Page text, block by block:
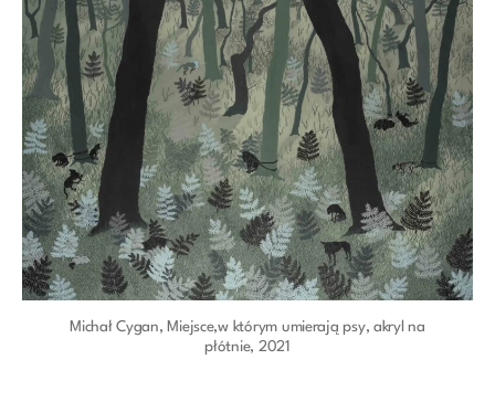
Michał Cygan, Miejsce,w którym umierają psy, akryl na
płótnie, 2021